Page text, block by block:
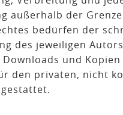
außerhalb der
bedürfen der
des jeweiligen
und
den privaten, nicht